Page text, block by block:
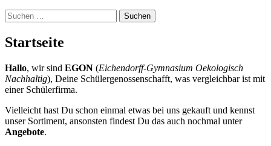
Suchen
nach:
Startseite
Hallo, wir sind EGON (Eichendorff-Gymnasium Oekologisch
Nachhaltig), Deine Schülergenossenschafft, was vergleichbar ist mit
einer Schülerfirma.
Vielleicht hast Du schon einmal etwas bei uns gekauft und kennst
unser Sortiment, ansonsten findest Du das auch nochmal unter
Angebote.